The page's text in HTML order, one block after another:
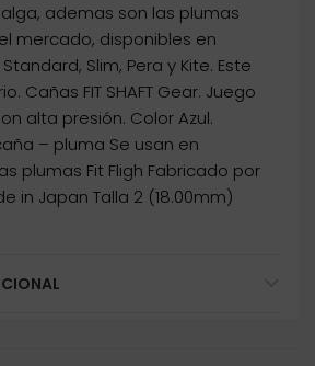
ademas son las plumas
mercado, disponibles en
Slim, Pera y Kite. Este
Cañas FIT SHAFT Gear. Juego
alta presión. Color Azul.
– pluma Se usan en
plumas Fit Fligh Fabricado por
in Japan Talla 2 (18.00mm)